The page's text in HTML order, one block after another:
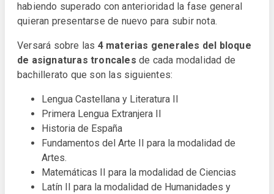
habiendo superado con anterioridad la fase general
quieran presentarse de nuevo para subir nota.
Versará sobre las 4 materias generales del bloque
de asignaturas troncales de cada modalidad de
bachillerato que son las siguientes:
Lengua Castellana y Literatura II
Primera Lengua Extranjera II
Historia de España
Fundamentos del Arte II para la modalidad de
Artes.
Matemáticas II para la modalidad de Ciencias
Latín II para la modalidad de Humanidades y